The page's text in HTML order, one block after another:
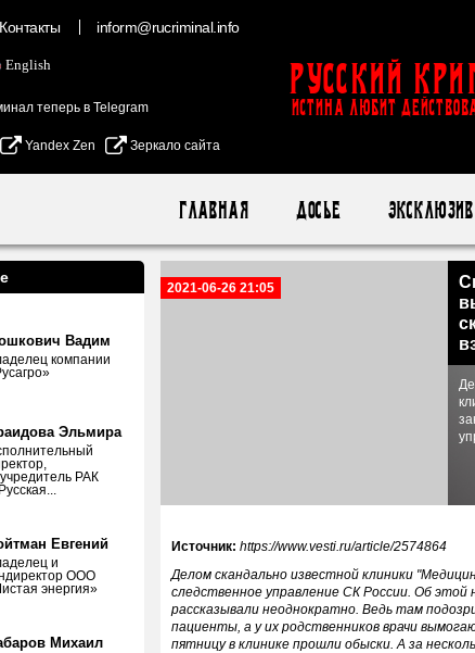
Контакты inform@rucriminal.info
English
теперь в Telegram
Yandex Zen Зеркало сайта
Русский
ИСТИНА ЛЮБИТ
Главная Досье Эксклюзив
Вадим
компании
Эльмира
РАК
Евгений
и
ООО
энергия»
Михаил
2021-06-26 21:05
Источник: https://www.vesti.ru/article/2574864
Делом скандально известной клиники
следственное управление СК России. Об этой
рассказывали неоднократно. Ведь там
пациенты, а у их родственников врачи
пятницу в клинике прошли обыски. А за